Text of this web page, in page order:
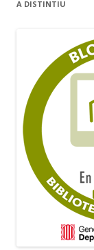
A DISTINTIU